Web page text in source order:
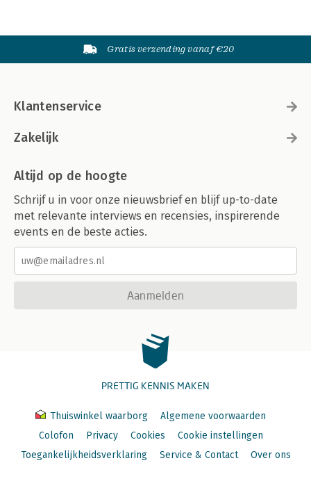
Gratis verzending vanaf €20
Klantenservice
Zakelijk
Altijd op de hoogte
Schrijf u in voor onze nieuwsbrief en blijf up-to-date
met relevante interviews en recensies, inspirerende
events en de beste acties.
Aanmelden
PRETTIG KENNIS MAKEN
Thuiswinkel waarborg
Algemene voorwaarden
Colofon
Privacy Cookies
Cookie instellingen
Toegankelijkheidsverklaring
Service & Contact Over ons